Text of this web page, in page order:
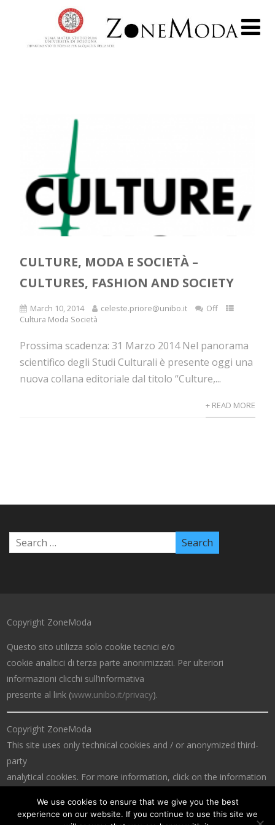
CULTURE, MODA E SOCIETÀ –
CULTURES, FASHION AND SOCIETY
March 10, 2014 celeste.priore@unibo.it
Off
Cultura Moda Società
Prossima scadenza: 31 Marzo 2014 Nel panorama
scientifico degli Studi Culturali è presente oggi una
nuova collana editoriale dal titolo “Culture,...
+ READ MORE
Copyright ZoneModa
Questo sito utilizza solo cookie tecnici e/o
cookie analitici di terza parte anonimizzati. Per ulteriori
informazioni clicchi sull’informativa
presente al link (www.unibo.it/privacy).
Copyright ZoneModa
This site uses only technical cookies and / or anonymized third-
party
analytical cookies. For more information, click on the information
We use cookies to ensure that we give you the best
experience on our website. If you continue to use this site we